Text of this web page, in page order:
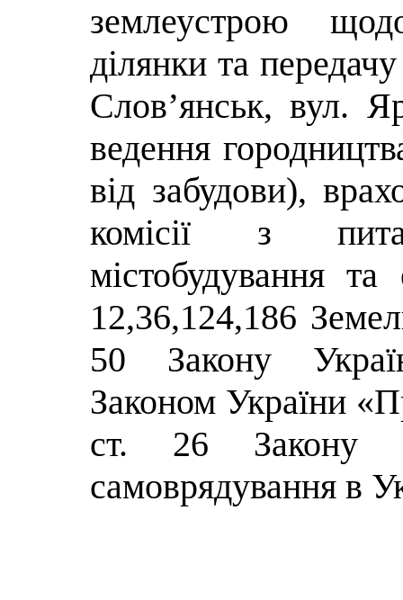
землеустрою
ділянки та
Слов’янськ, вул.
ведення
від забудови),
комісії з
містобудування та
12,36,124,186
50 Закону
Законом України
ст. 26 Закону
самоврядування в